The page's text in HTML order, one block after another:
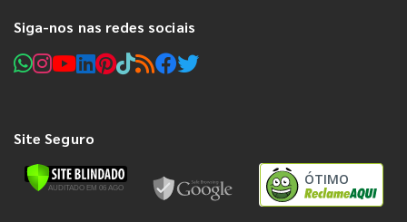
Siga-nos nas redes sociais
Site Seguro
ÓTIMO